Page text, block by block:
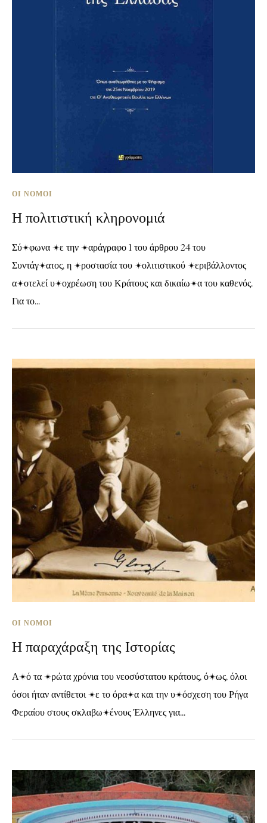
ΟΙ ΝΌΜΟΙ
Η πολιτιστική κληρονομιά
Σύμφωνα με την παράγραφο 1 του άρθρου 24 του
Συντάγματος, η προστασία του πολιτιστικού περιβάλλοντος
αποτελεί υποχρέωση του Κράτους και δικαίωμα του καθενός.
Για το...
ΟΙ ΝΌΜΟΙ
Η παραχάραξη της Ιστορίας
Από τα πρώτα χρόνια του νεοσύστατου κράτους, όμως, όλοι
όσοι ήταν αντίθετοι με το όραμα και την υπόσχεση του Ρήγα
Φεραίου στους σκλαβωμένους Έλληνες για...